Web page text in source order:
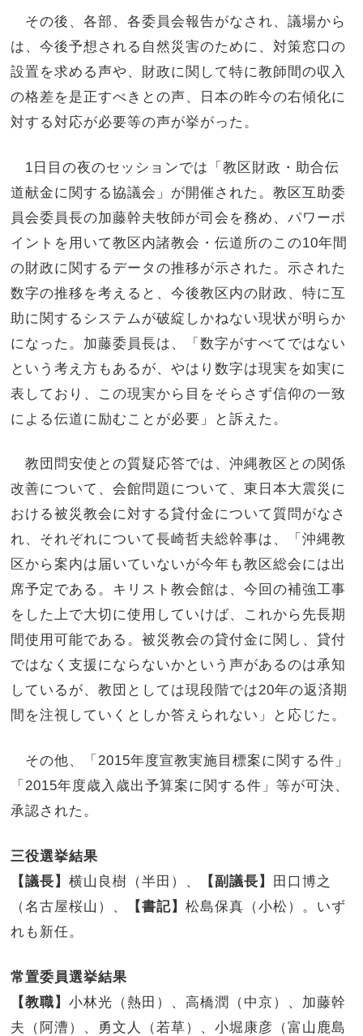
その後、各部、各委員会報告がなされ、議場から
は、今後予想される自然災害のために、対策窓口の
設置を求める声や、財政に関して特に教師間の収入
の格差を是正すべきとの声、日本の昨今の右傾化に
対する対応が必要等の声が挙がった。
1日目の夜のセッションでは「教区財政・助合伝
道献金に関する協議会」が開催された。教区互助委
員会委員長の加藤幹夫牧師が司会を務め、パワーポ
イントを用いて教区内諸教会・伝道所のこの10年間
の財政に関するデータの推移が示された。示された
数字の推移を考えると、今後教区内の財政、特に互
助に関するシステムが破綻しかねない現状が明らか
になった。加藤委員長は、「数字がすべてではない
という考え方もあるが、やはり数字は現実を如実に
表しており、この現実から目をそらさず信仰の一致
による伝道に励むことが必要」と訴えた。
教団問安使との質疑応答では、沖縄教区との関係
改善について、会館問題について、東日本大震災に
おける被災教会に対する貸付金について質問がなさ
れ、それぞれについて長崎哲夫総幹事は、「沖縄教
区から案内は届いていないが今年も教区総会には出
席予定である。キリスト教会館は、今回の補強工事
をした上で大切に使用していけば、これから先長期
間使用可能である。被災教会の貸付金に関し、貸付
ではなく支援にならないかという声があるのは承知
しているが、教団としては現段階では20年の返済期
間を注視していくとしか答えられない」と応じた。
その他、「2015年度宣教実施目標案に関する件」
「2015年度歳入歳出予算案に関する件」等が可決、
承認された。
三役選挙結果
【議長】横山良樹（半田）、 【副議長】 田口博之
（名古屋桜山）、
【書記】松島保真（小松）。いず
れも新任。
常置委員選挙結果
【教職】小林光（熱田）、高橋潤（中京）、加藤幹
夫（阿漕）、勇文人（若草）、小堀康彦（富山鹿島